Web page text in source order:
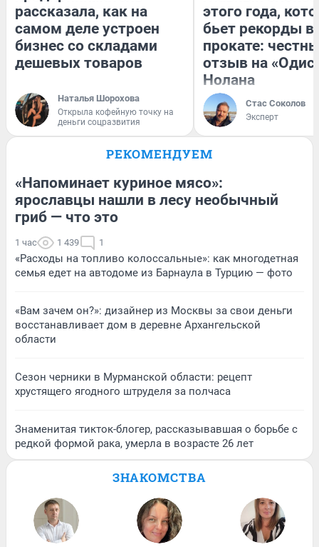
рассказала, как на
самом деле устроен
бизнес со складами
дешевых товаров
Наталья Шорохова
Открыла кофейную точку на
деньги соцразвития
этого года,
бьет рекорды в
прокате:
отзыв на
Нолана
Стас Соколов
Эксперт
РЕКОМЕНДУЕМ
«Напоминает куриное мясо»:
ярославцы нашли в лесу необычный
гриб — что это
1 час 1 439 1
«Расходы на топливо колоссальные»: как многодетная
семья едет на автодоме из Барнаула в Турцию — фото
«Вам зачем он?»: дизайнер из Москвы за свои деньги
восстанавливает дом в деревне Архангельской
области
Сезон черники в Мурманской области: рецепт
хрустящего ягодного штруделя за полчаса
Знаменитая тикток-блогер, рассказывавшая о борьбе с
редкой формой рака, умерла в возрасте 26 лет
ЗНАКОМСТВА